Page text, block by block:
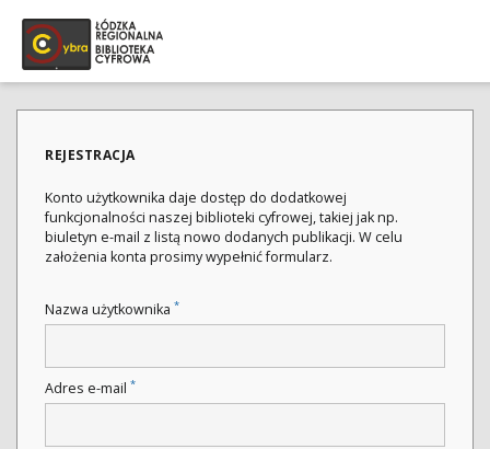
REJESTRACJA
Konto użytkownika daje dostęp do dodatkowej
funkcjonalności naszej biblioteki cyfrowej, takiej jak np.
biuletyn e-mail z listą nowo dodanych publikacji. W celu
założenia konta prosimy wypełnić formularz.
Nazwa użytkownika *
Adres e-mail *